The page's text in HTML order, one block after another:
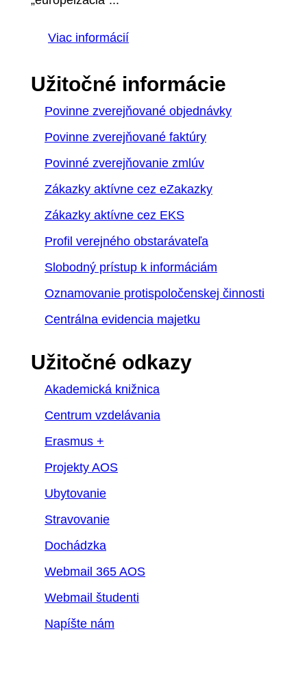
Viac informácií
Užitočné informácie
Povinne zverejňované objednávky
Povinne zverejňované faktúry
Povinné zverejňovanie zmlúv
Zákazky aktívne cez eZakazky
Zákazky aktívne cez EKS
Profil verejného obstarávateľa
Slobodný prístup k informáciám
Oznamovanie protispoločenskej činnosti
Centrálna evidencia majetku
Užitočné odkazy
Akademická knižnica
Centrum vzdelávania
Erasmus +
Projekty AOS
Ubytovanie
Stravovanie
Dochádzka
Webmail 365 AOS
Webmail študenti
Napíšte nám